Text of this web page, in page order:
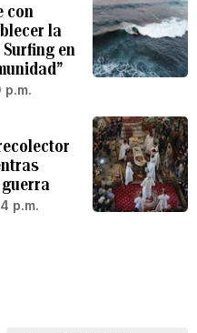
con
la
en
p.m.
p.m.